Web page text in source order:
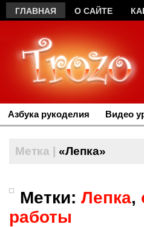
ГЛАВНАЯ О САЙТЕ
Азбука рукоделия Видео
Метка | «Лепка»
Метки: Лепка,
работы